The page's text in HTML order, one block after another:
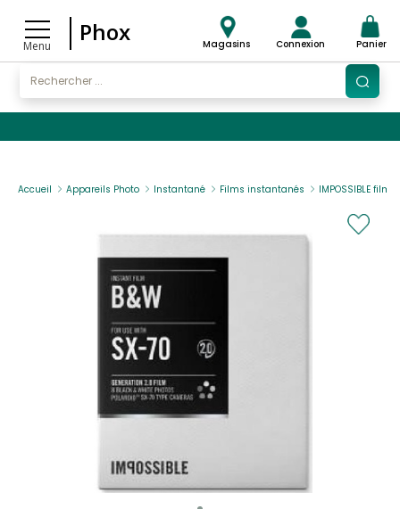
Menu
Phox Magasins Connexion Panier
Accueil Appareils Photo Instantané Films instantanés IMPOSSIBLE film